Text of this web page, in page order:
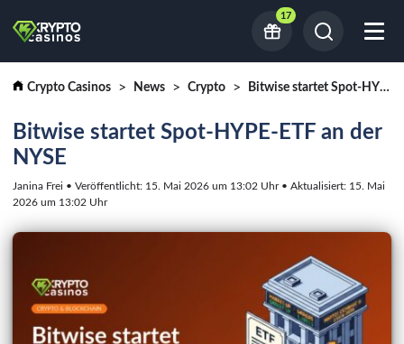
17
Crypto Casinos News Crypto Bitwise startet Spot-HYPE-ETF an der NYSE
Bitwise startet Spot-HYPE-ETF an der
NYSE
Janina Frei • Veröffentlicht: 15. Mai 2026 um 13:02 Uhr • Aktualisiert: 15. Mai
2026 um 13:02 Uhr